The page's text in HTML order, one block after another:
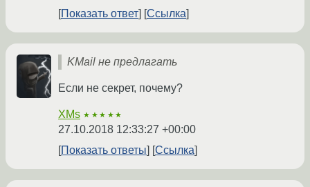
Показать ответ Ссылка
KMail не предлагать
Если не секрет, почему?
XMs ★★★★★
27.10.2018 12:33:27 +00:00
Показать ответы
Ссылка